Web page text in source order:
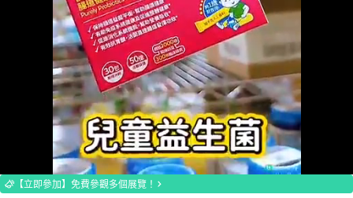
Loaded:
100.00%
【立即參加】免費參觀多個展覽！